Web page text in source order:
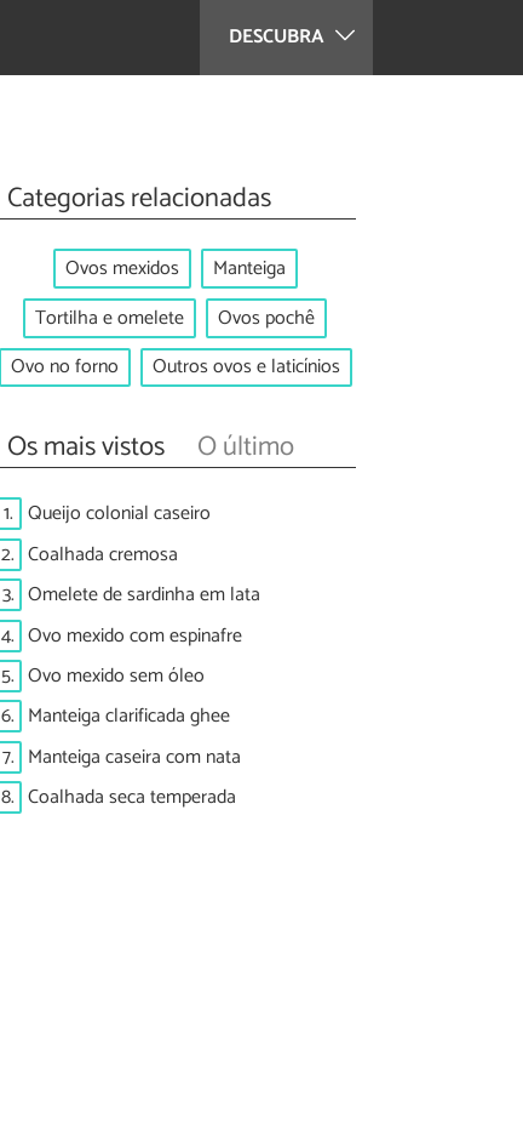
DESCUBRA
Categorias relacionadas
Ovos mexidos
Manteiga
Tortilha e omelete
Ovos pochê
Ovo no forno
Outros ovos e laticínios
Os mais vistos O último
1. Queijo colonial caseiro
2. Coalhada cremosa
3. Omelete de sardinha em lata
4. Ovo mexido com espinafre
5. Ovo mexido sem óleo
6. Manteiga clarificada ghee
7. Manteiga caseira com nata
8. Coalhada seca temperada